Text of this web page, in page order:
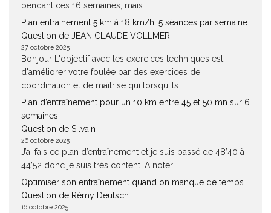
pendant ces 16 semaines, mais...
Plan entrainement 5 km à 18 km/h, 5 séances par semaine
Question de JEAN CLAUDE VOLLMER
27 octobre 2025
Bonjour L'objectif avec les exercices techniques est
d'améliorer votre foulée par des exercices de
coordination et de maîtrise qui lorsqu'ils...
Plan d’entraînement pour un 10 km entre 45 et 50 mn sur 6
semaines
Question de Silvain
26 octobre 2025
J’ai fais ce plan d’entraînement et je suis passé de 48’40 à
44’52 donc je suis très content. A noter...
Optimiser son entraînement quand on manque de temps
Question de Rémy Deutsch
16 octobre 2025